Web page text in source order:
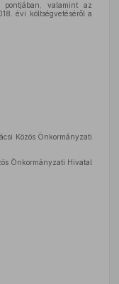
valamint az
évi költségvetéséről a
Közös Önkormányzati
Önkormányzati Hivatal